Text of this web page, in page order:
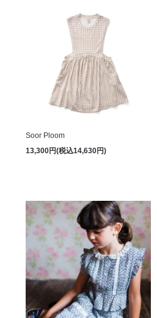
Soor Ploom
13,300円(税込14,630円)